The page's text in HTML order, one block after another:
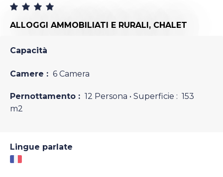
ALLOGGI AMMOBILIATI E RURALI, CHALET
Capacità
Camere : 6 Camera
Pernottamento : 12 Persona • Superficie : 153
m2
Lingue parlate